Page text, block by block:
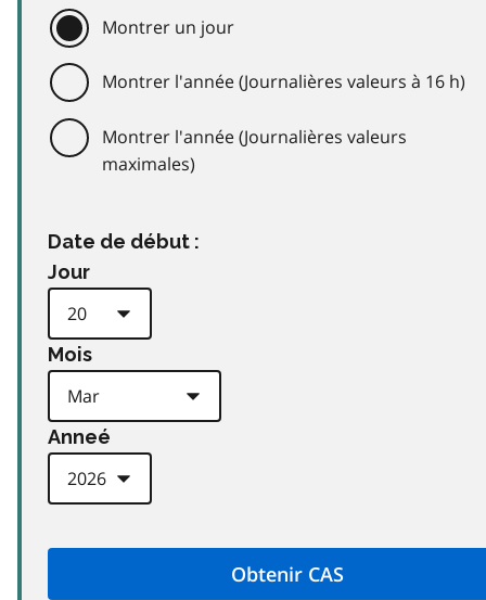
Montrer un jour
Montrer l'année (Journalières valeurs à 16 h)
Montrer l'année (Journalières valeurs
maximales)
Date de début :
Jour
Mois
Anneé